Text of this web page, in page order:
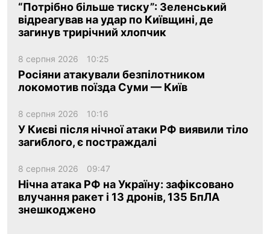
“Потрібно більше тиску”: Зеленський
відреагував на удар по Київщині, де
загинув трирічний хлопчик
8 серпня 2026 10:25
Росіяни атакували безпілотником
локомотив поїзда Суми — Київ
8 серпня 2026 10:16
У Києві після нічної атаки РФ виявили тіло
загиблого, є постраждалі
8 серпня 2026 09:47
Нічна атака РФ на Україну: зафіксовано
влучання ракет і 13 дронів, 135 БпЛА
знешкоджено